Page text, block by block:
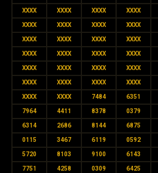
XXXX XXXX XXXX XXXX
XXXX XXXX XXXX XXXX
XXXX XXXX XXXX XXXX
XXXX XXXX XXXX XXXX
XXXX XXXX XXXX XXXX
XXXX XXXX XXXX XXXX
XXXX XXXX 7484 6351
7964 4411 8378 0379
6314 2686 8144 6875
0115 3467 6119 0592
5720 8103 9100 6143
7751 4258 0309 6425